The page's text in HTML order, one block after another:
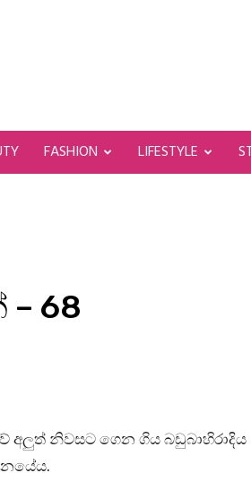
FASHION LIFESTYLE
68
අලුත් නිවසට ගෙන ගිය බඩුබාහිරාදිය